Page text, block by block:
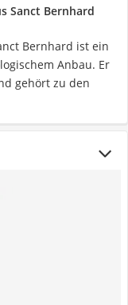
Sanct Bernhard
Bernhard ist ein
Anbau. Er
gehört zu den